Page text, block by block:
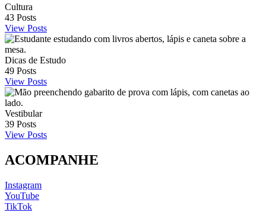
Cultura
43 Posts
View Posts
Dicas de Estudo
49 Posts
View Posts
Vestibular
39 Posts
View Posts
ACOMPANHE
Instagram
YouTube
TikTok